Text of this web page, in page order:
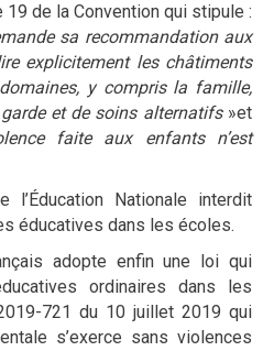
19 de la Convention qui stipule :
sa recommandation aux
explicitement les châtiments
y compris la famille,
et de soins alternatifs »et
faite aux enfants n’est
l’Éducation Nationale interdit
éducatives dans les écoles.
adopte enfin une loi qui
ordinaires dans les
721 du 10 juillet 2019 qui
s’exerce sans violences